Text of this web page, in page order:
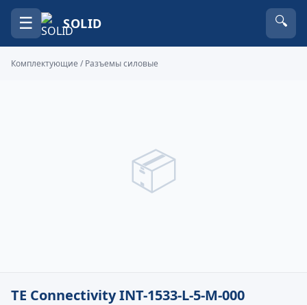
☰ SOLID 🔍
Комплектующие /Разъемы силовые
📦
TE Connectivity INT-1533-L-5-M-000